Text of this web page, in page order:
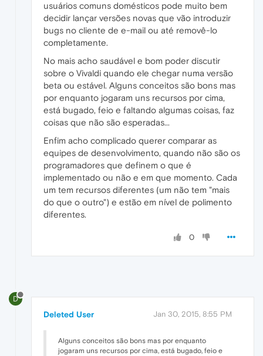
usuários comuns domésticos pode muito bem
decidir lançar versões novas que vão introduzir
bugs no cliente de e-mail ou até removê-lo
completamente.
No mais acho saudável e bom poder discutir
sobre o Vivaldi quando ele chegar numa versão
beta ou estável. Alguns conceitos são bons mas
por enquanto jogaram uns recursos por cima,
está bugado, feio e faltando algumas coisas, faz
coisas que não são esperadas...
Enfim acho complicado querer comparar as
equipes de desenvolvimento, quando não são os
programadores que definem o que é
implementado ou não e em que momento. Cada
um tem recursos diferentes (um não tem "mais
do que o outro") e estão em nível de polimento
diferentes.
0
D
Deleted User Jan 30, 2015, 8:55 PM
Alguns conceitos são bons mas por enquanto
jogaram uns recursos por cima, está bugado, feio e